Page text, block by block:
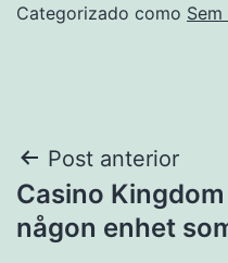
Categorizado como
Navegação
de
Post anterior
Casino
någon enhet